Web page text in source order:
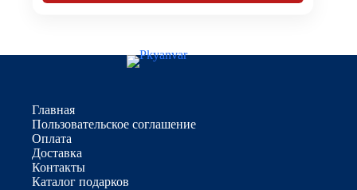
Главная
Пользовательское соглашение
Оплата
Доставка
Контакты
Каталог подарков